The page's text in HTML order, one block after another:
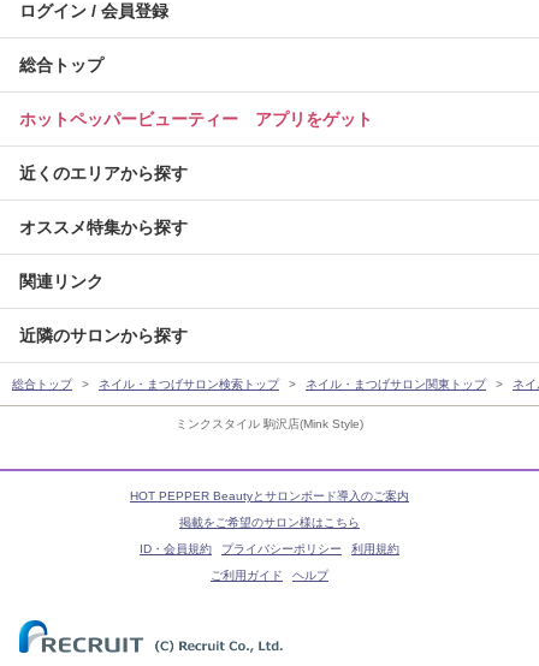
ミンクスタイル 駒沢店(Mink Style)
ログイン / 会員登録
総合トップ
ホットペッパービューティー アプリをゲット
近くのエリアから探す
オススメ特集から探す
関連リンク
近隣のサロンから探す
総合トップ ネイル・まつげサロン検索トップ ネイル・まつげサロン関東トップ ネ
HOT PEPPER Beautyとサロンボード導入のご案内
掲載をご希望のサロン様はこちら
ID・会員規約
プライバシーポリシー
利用規約
ご利用ガイド
ヘルプ